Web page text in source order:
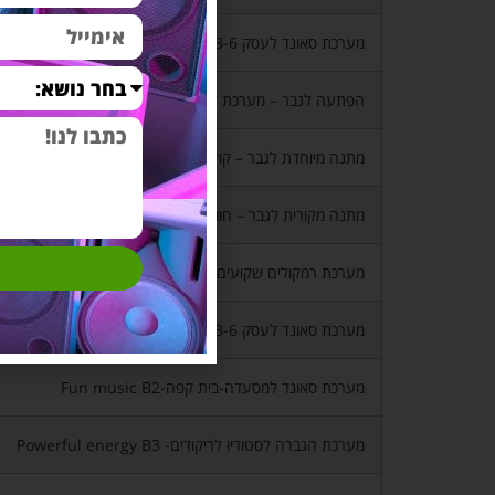
מערכת סאונד לעסק Fun music B-6
הפתעה לגבר – מערכת קולנוע ביתי איכותית
מתנה מיוחדת לגבר – קולנוע ביתי לגינה
מתנה מקורית לגבר – חוויה בסלון B1
מערכת רמקולים שקועים לבית-Happy home A4
מערכת סאונד לעסק Fun music B-6 רמקולים שקועים
מערכת סאונד למסעדה-בית קפה-Fun music B2
מערכת הגברה לסטודיו לריקודים- Powerful energy B3